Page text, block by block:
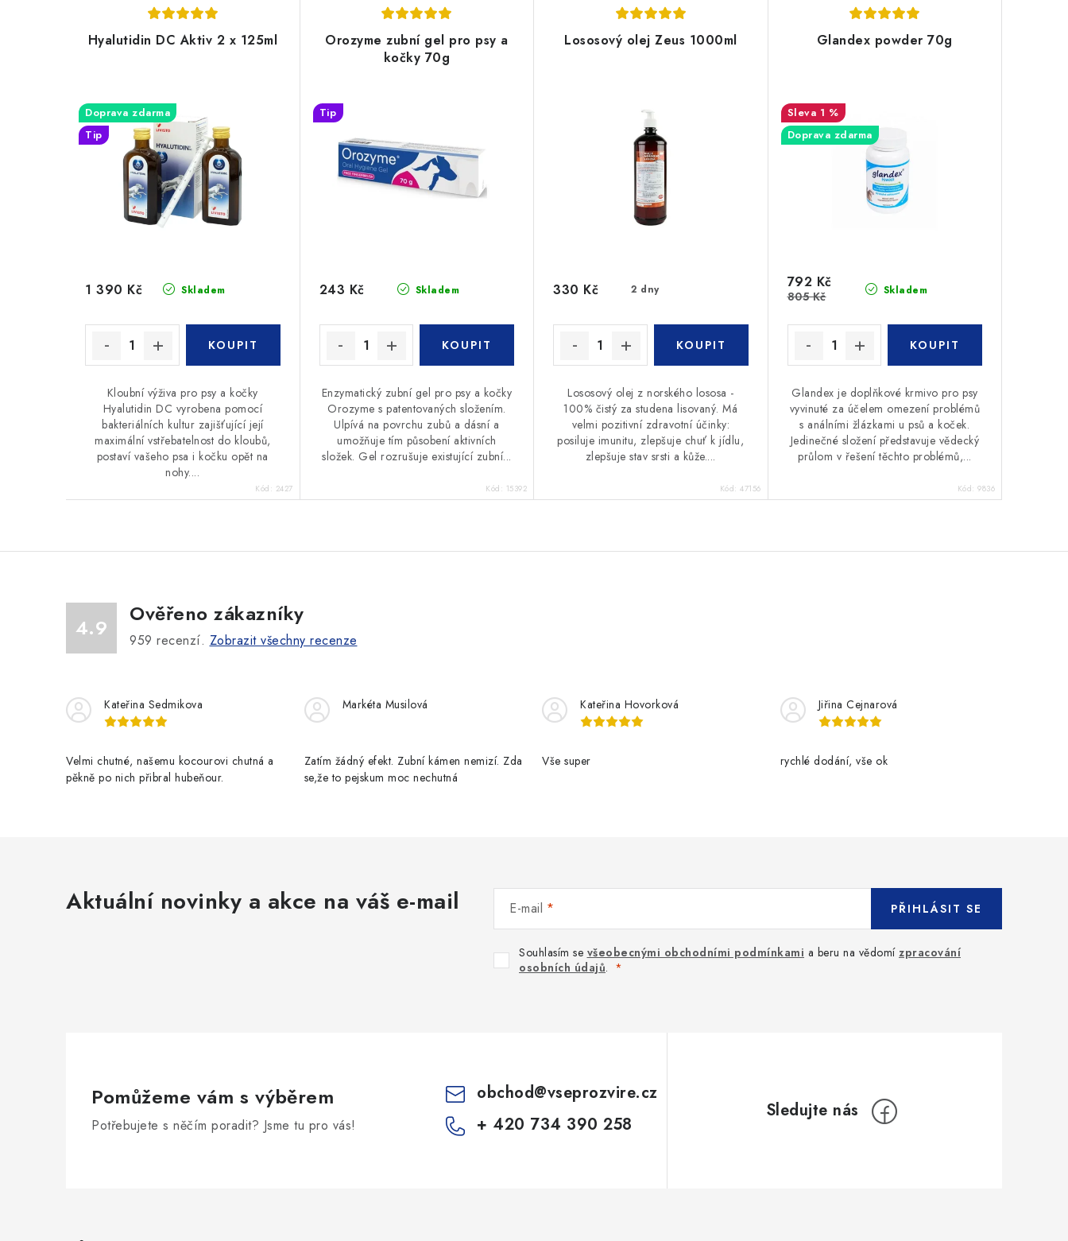
Hyalutidin DC Aktiv 2 x 125ml
Doprava zdarma
Tip
Skladem
1 390 Kč
Kloubní výživa pro psy a kočky
Hyalutidin DC vyrobena pomocí
bakteriálních kultur zajišťující její
maximální vstřebatelnost do kloubů,
postaví vašeho psa i kočku opět na
nohy....
Kód: 2427
Orozyme zubní gel pro psy a
kočky 70g
Tip
Skladem
243 Kč
Enzymatický zubní gel pro psy a kočky
Orozyme s patentovaných složením.
Ulpívá na povrchu zubů a dásní a
umožňuje tím působení aktivních
složek. Gel rozrušuje existující zubní...
Kód: 15392
Lososový olej Zeus 1000ml
2 dny
330 Kč
Lososový olej z norského lososa -
100% čistý za studena lisovaný. Má
velmi pozitivní zdravotní účinky:
posiluje imunitu, zlepšuje chuť k jídlu,
zlepšuje stav srsti a kůže....
Kód: 47156
Glandex powder 70g
1 %
Doprava zdarma
Skladem
792 Kč
805 Kč
Glandex je doplňkové krmivo pro psy
vyvinuté za účelem omezení problémů
s análními žlázkami u psů a koček.
Jedinečné složení představuje vědecký
průlom v řešení těchto problémů,...
Kód: 9836
4.9
Ověřeno zákazníky
959 recenzí. Zobrazit všechny recenze
Kateřina Sedmikova
Velmi chutné, našemu kocourovi chutná a
pěkně po nich přibral hubeňour.
Markéta Musilová
Zatím žádný efekt. Zubní kámen nemizí. Zda
se,že to pejskum moc nechutná
Kateřina Hovorková
Vše super
Jiřina Cejnarová
rychlé dodání, vše ok
Aktuální novinky a akce na váš e-mail E-mail
Souhlasím se všeobecnými obchodními podmínkami a beru na vědomí zpracování
osobních údajů.
PŘIHLÁSIT SE
Pomůžeme vám s výběrem
Potřebujete s něčím poradit? Jsme tu pro vás!
obchod@vseprozvire.cz
+ 420 734 390 258